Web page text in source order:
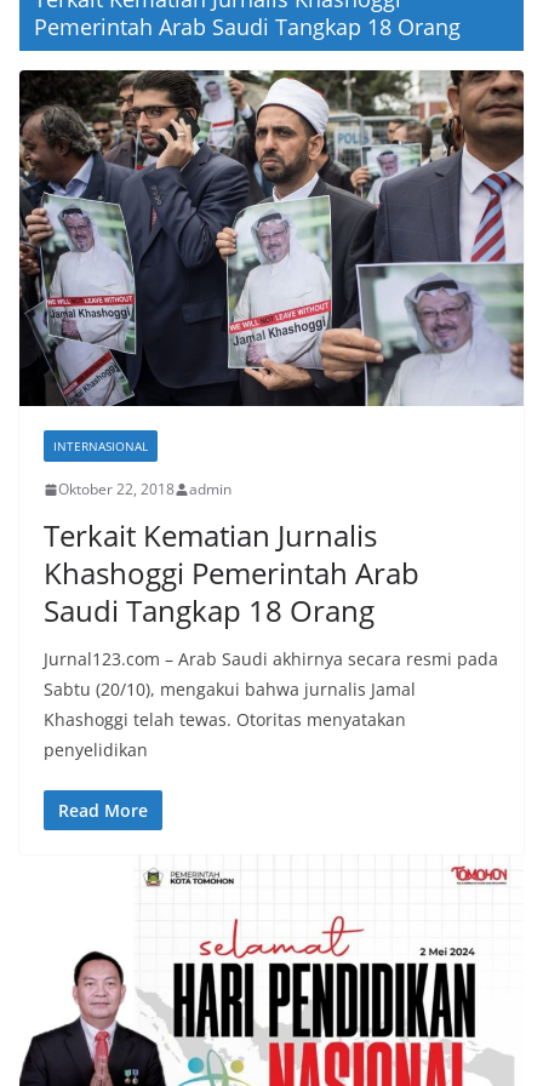
Pemerintah Arab Saudi Tangkap 18 Orang
INTERNASIONAL
Oktober 22, 2018 admin
Terkait Kematian Jurnalis
Khashoggi Pemerintah Arab
Saudi Tangkap 18 Orang
Jurnal123.com – Arab Saudi akhirnya secara resmi pada
Sabtu (20/10), mengakui bahwa jurnalis Jamal
Khashoggi telah tewas. Otoritas menyatakan
penyelidikan
Read More